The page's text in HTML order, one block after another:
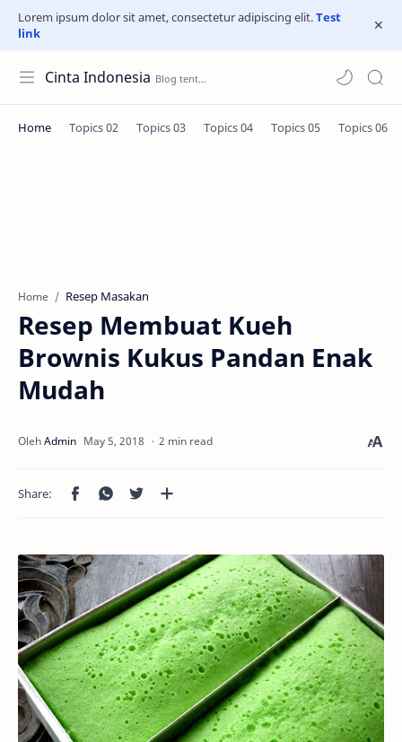
Lorem ipsum dolor sit amet, consectetur adipiscing elit.Test
link
Cinta Indonesia
Home Resep Masakan
Resep Membuat Kueh
Brownis Kukus Pandan Enak
Mudah
2 min read